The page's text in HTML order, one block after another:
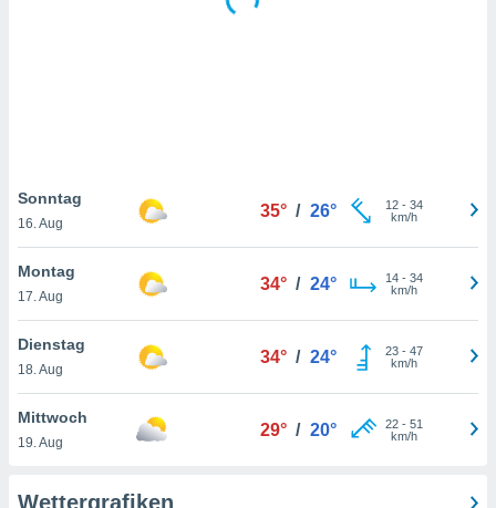
nicht
von
und
auf
klicken.
Sonntag
16. Aug
35° / 26° 12- 34
km/h
Montag
17. Aug
34° / 24° 14- 34
km/h
Dienstag
18. Aug
34° / 24° 23- 47
km/h
Mittwoch
19. Aug
29° / 20° 22- 51
km/h
Wettergrafiken